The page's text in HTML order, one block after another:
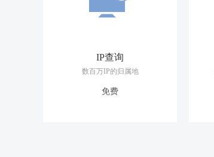
IP查询
数百万IP的归属地
免费